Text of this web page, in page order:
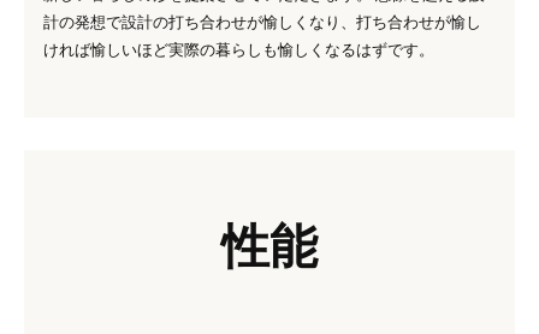
計の発想で設計の打ち合わせが愉しくなり、打ち合わせが愉し
ければ愉しいほど実際の暮らしも愉しくなるはずです。
性能